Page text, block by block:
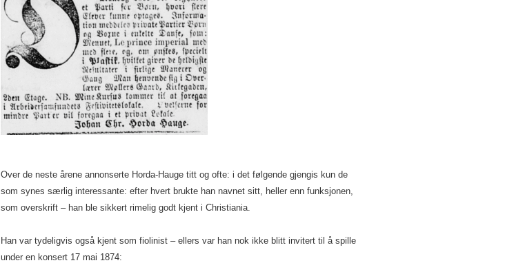
Over de neste årene annonserte Horda-Hauge titt og ofte: i det følgende gjengis kun de
som synes særlig interessante: efter hvert brukte han navnet sitt, heller enn funksjonen,
som overskrift – han ble sikkert rimelig godt kjent i Christiania.
Han var tydeligvis også kjent som fiolinist – ellers var han nok ikke blitt invitert til å spille
under en konsert 17 mai 1874: